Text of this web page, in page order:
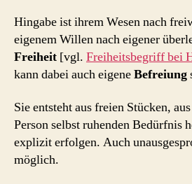
Hingabe ist ihrem Wesen nach
eigenem Willen nach eigener
Freiheit [vgl. Freiheitsbegriff bei
kann dabei auch eigeneBefreiung
Sie entsteht aus freien Stücken,
Person selbst ruhenden Bedürfnis
explizit erfolgen. Auch
möglich.